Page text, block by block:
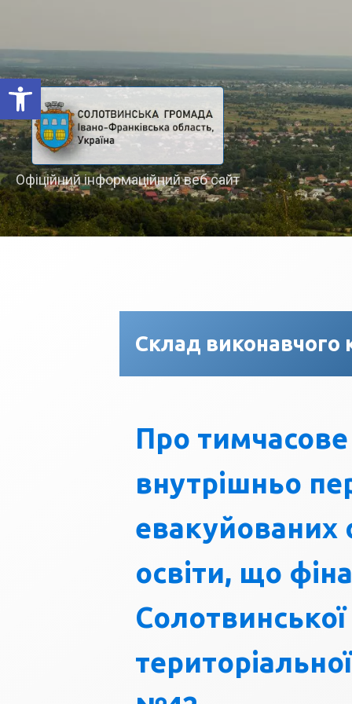
Відкрити Панель інструментів
Офіційний інформаційний веб сайт
Склад виконавчого
Про
внутрішньо
евакуйованих
освіти, що